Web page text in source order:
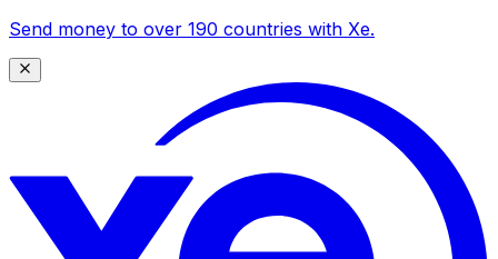
Send money to over 190 countries with Xe.